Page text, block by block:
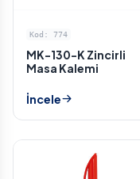
Kod: 774
MK-130-K Zincirli
Masa Kalemi
İncele